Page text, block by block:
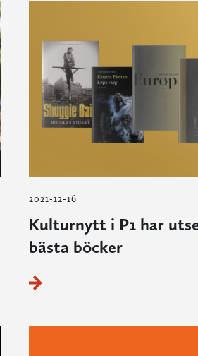
2021-12-16
Kulturnytt i P1 har
bästa böcker